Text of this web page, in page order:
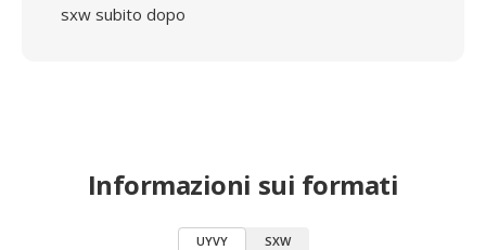
sxw subito dopo
Informazioni sui formati
UYVY SXW